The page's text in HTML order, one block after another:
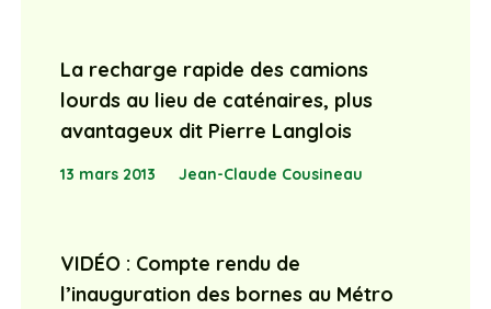
La recharge rapide des camions
lourds au lieu de caténaires, plus
avantageux dit Pierre Langlois
13 mars 2013 Jean-Claude Cousineau
VIDÉO : Compte rendu de
l’inauguration des bornes au Métro